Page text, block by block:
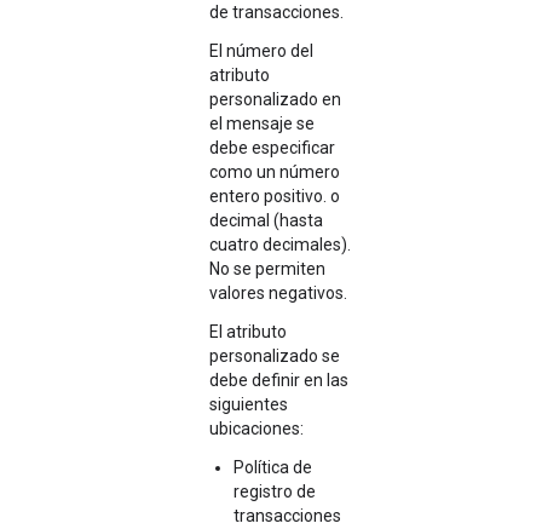
de transacciones.
El número del
atributo
personalizado en
el mensaje se
debe especificar
como un número
entero positivo. o
decimal (hasta
cuatro decimales).
No se permiten
valores negativos.
El atributo
personalizado se
debe definir en las
siguientes
ubicaciones:
Política de
registro de
transacciones